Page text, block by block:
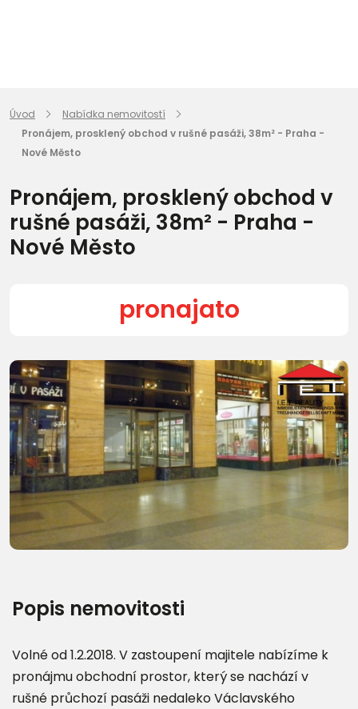
Úvod
Nabídka nemovitostí
Pronájem, prosklený obchod v rušné pasáži, 38m² - Praha -
Nové Město
Pronájem, prosklený obchod v
rušné pasáži, 38m² - Praha -
Nové Město
pronajato
Popis nemovitosti
Volné od 1.2.2018. V zastoupení majitele nabízíme k
pronájmu obchodní prostor, který se nachází v
rušné průchozí pasáži nedaleko Václavského